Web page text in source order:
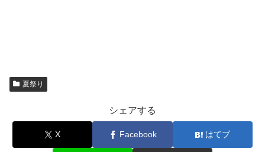
夏祭り
シェアする
X Facebook はてブ